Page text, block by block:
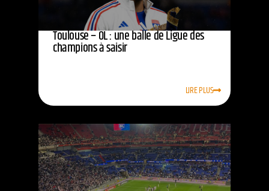
Toulouse – OL : une balle de Ligue des
champions à saisir
LIRE PLUS